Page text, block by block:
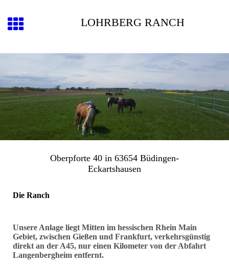
LOHRBERG RANCH
Oberpforte 40 in 63654 Büdingen-
Eckartshausen
Die Ranch
Unsere Anlage liegt Mitten im hessischen Rhein Main
Gebiet, zwischen Gießen und Frankfurt, verkehrsgünstig
direkt an der A45, nur einen Kilometer von der Abfahrt
Langenbergheim entfernt.